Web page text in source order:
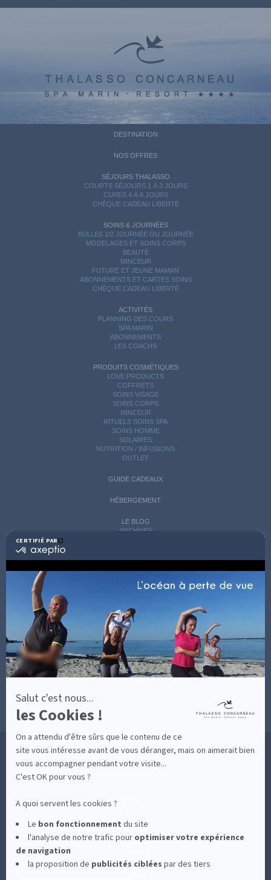
CERTIFIÉ PAR
certifié
savoir
plus
sur
Axeptio
Salut c'est nous...
les Cookies !
On a attendu d'être sûrs que le contenu de ce
site vous intéresse avant de vous déranger, mais on aimerait bien
vous accompagner pendant votre visite...
C'est OK pour vous ?
A quoi servent les cookies ?
Le bon fonctionnement du site
l'analyse de notre trafic pour optimiservotre expérience
de navigation
la proposition de publicités ciblées par des tiers
DESTINATION
NOS OFFRES
SÉJOURS THALASSO
COURTS SÉJOURS 1 À 3 JOURS
CURES 4 À 6 JOURS
CHÈQUE CADEAU LIBERTÉ
SOINS & JOURNÉES
BULLES 1/2 JOURNÉE OU JOURNÉE
MODELAGES ET SOINS CORPS
BEAUTÉ
MINCEUR
FUTURE ET JEUNE MAMAN
ABONNEMENTS ET CARTES SOINS
CHÈQUE CADEAU LIBERTÉ
ACTIVITÉS
PLANNING DES COURS
SPA MARIN
ABONNEMENTS
LES COACHS
PRODUITS COSMÉTIQUES
LOVE PRODUCTS
COFFRETS
SOINS VISAGE
SOINS CORPS
MINCEUR
RITUELS SOINS SPA
SOINS HOMME
SOLAIRES
NUTRITION / INFUSIONS
OUTLET
GUIDE CADEAUX
HÉBERGEMENT
LE BLOG
ARCHIVES
LES COACHS
SOINS AVEC HÉBERGEMENT
BONNES RAISONS DE VENIR
MON COMPTE
MON PANIER
ACCÈS
CONTACT
MESURES D'HYGIÈNE
POLITIQUE DE CONFIDENTIALITÉ
MENTIONS LÉGALES
36 RUE DES SABLES BLANCS - 29900 CONCARNEAU - 02 98 75 05 40
CLIQUEZ-ICI POUR MODIFIER VOS PRÉFÉRENCES EN MATIÈRE DE COOKIES